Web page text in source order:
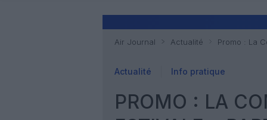
Air Journal Actualité Promo : La
Actualité Info pratique
PROMO : LA